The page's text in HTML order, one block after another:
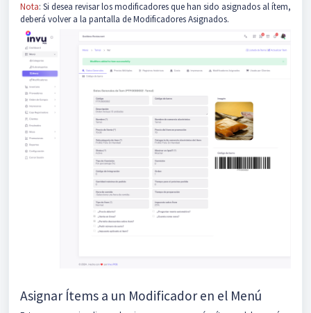
Nota: Si desea revisar los modificadores que han sido asignados al ítem,
deberá volver a la pantalla de Modificadores Asignados.
Asignar Ítems a un Modificador en el Menú